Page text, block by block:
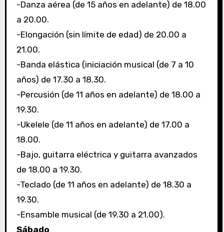
-Danza aérea (de 15 años en adelante) de 18.00
a 20.00.
-Elongación (sin límite de edad) de 20.00 a
21.00.
-Banda elástica (iniciación musical (de 7 a 10
años) de 17.30 a 18.30.
-Percusión (de 11 años en adelante) de 18.00 a
19.30.
-Ukelele (de 11 años en adelante) de 17.00 a
18.00.
-Bajo, guitarra eléctrica y guitarra avanzados
de 18.00 a 19.30.
-Teclado (de 11 años en adelante) de 18.30 a
19.30.
-Ensamble musical (de 19.30 a 21.00).
Sábado